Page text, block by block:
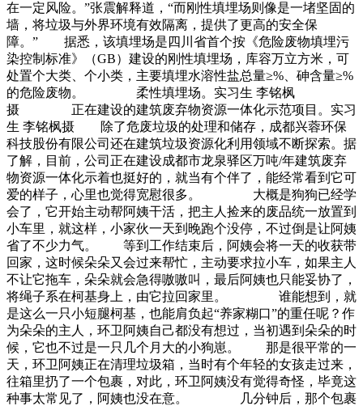
在一定风险。”张震解释道，“而刚性填埋场则像是一堵坚固的
墙，将垃圾与外界环境有效隔离，提供了更高的安全保
障。” 据悉，该填埋场是四川省首个按《危险废物填埋污
染控制标准》（GB）建设的刚性填埋场，库容万立方米，可
处置个大类、个小类，主要填埋水溶性盐总量≥%、砷含量≥%
的危险废物。 柔性填埋场。实习生 李铭枫
摄 正在建设的建筑废弃物资源一体化示范项目。实习
生 李铭枫摄 除了危废垃圾的处理和储存，成都兴蓉环保
科技股份有限公司还在建筑垃圾资源化利用领域不断探索。据
了解，目前，公司正在建设成都市龙泉驿区万吨/年建筑废弃
物资源一体化示着也挺好的，就当有个伴了，能经常看到它可
爱的样子，心里也觉得宽慰很多。 大概是狗狗已经学
会了，它开始主动帮阿姨干活，把主人捡来的废品统一放置到
小车里，就这样，小家伙一天到晚跑个没停，不过倒是让阿姨
省了不少力气。 等到工作结束后，阿姨会将一天的收获带
回家，这时候朵朵又会过来帮忙，主动要求拉小车，如果主人
不让它拖车，朵朵就会急得嗷嗷叫，最后阿姨也只能妥协了，
将绳子系在柯基身上，由它拉回家里。 谁能想到，就
是这么一只小短腿柯基，也能肩负起“养家糊口”的重任呢？作
为朵朵的主人，环卫阿姨自己都没有想过，当初遇到朵朵的时
候，它也不过是一只几个月大的小狗崽。 那是很平常的一
天，环卫阿姨正在清理垃圾箱，当时有个年轻的女孩走过来，
往箱里扔了一个包裹，对此，环卫阿姨没有觉得奇怪，毕竟这
种事太常见了，阿姨也没在意。 几分钟后，那个包裹